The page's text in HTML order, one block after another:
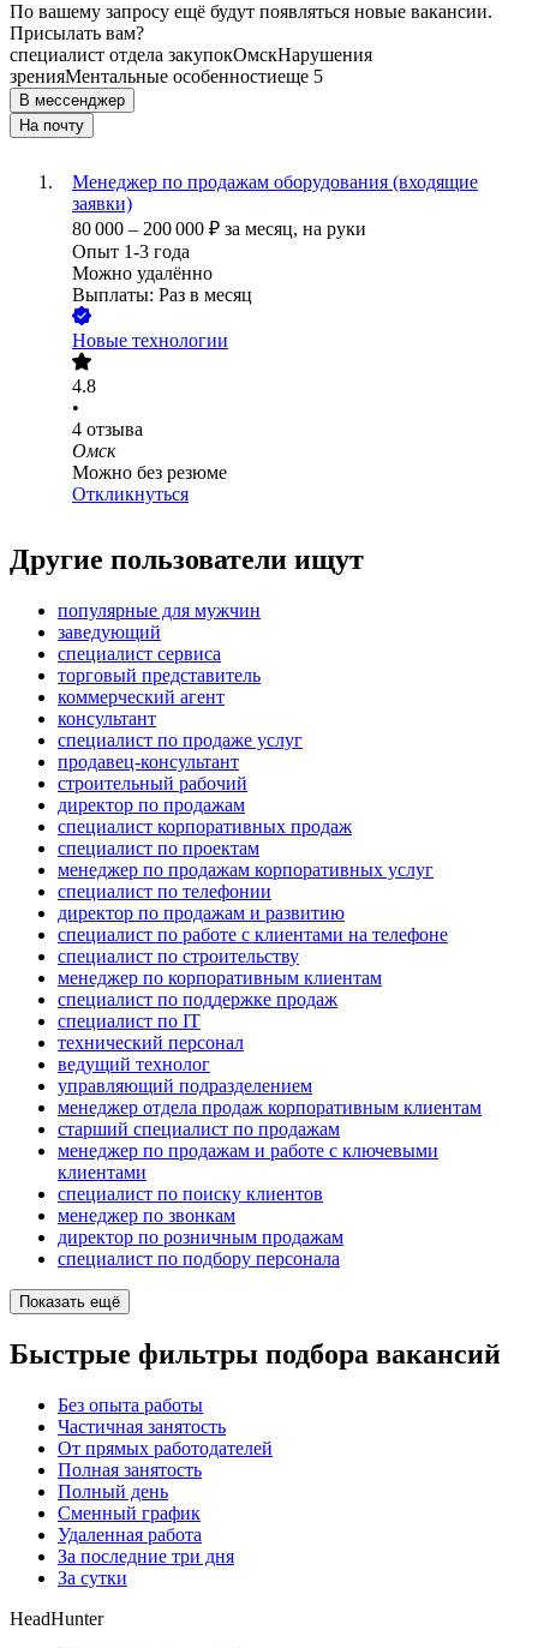
По вашему запросу ещё будут появляться новые вакансии.
Присылать вам?
специалист отдела закупокОмскНарушения
зренияМентальные особенностиеще 5
В мессенджер
На почту
Менеджер по продажам оборудования (входящие
заявки)
80 000 – 200 000 ₽ за месяц, на руки
Опыт 1-3 года
Можно удалённо
Выплаты: Раз в месяц
Новые технологии
4.8
•
4 отзыва
Омск
Можно без резюме
Откликнуться
Другие пользователи ищут
популярные для мужчин
заведующий
специалист сервиса
торговый представитель
коммерческий агент
консультант
специалист по продаже услуг
продавец-консультант
строительный рабочий
директор по продажам
специалист корпоративных продаж
специалист по проектам
менеджер по продажам корпоративных услуг
специалист по телефонии
директор по продажам и развитию
специалист по работе с клиентами на телефоне
специалист по строительству
менеджер по корпоративным клиентам
специалист по поддержке продаж
специалист по IT
технический персонал
ведущий технолог
управляющий подразделением
менеджер отдела продаж корпоративным клиентам
старший специалист по продажам
менеджер по продажам и работе с ключевыми
клиентами
специалист по поиску клиентов
менеджер по звонкам
директор по розничным продажам
специалист по подбору персонала
Показать ещё
Быстрые фильтры подбора вакансий
Без опыта работы
Частичная занятость
От прямых работодателей
Полная занятость
Полный день
Сменный график
Удаленная работа
За последние три дня
За сутки
HeadHunter